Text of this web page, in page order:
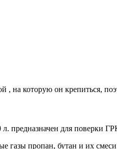
, на которую он крепиться,
предназначен для поверки
газы пропан, бутан и их